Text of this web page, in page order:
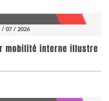
/ 07 / 2026
mobilité interne illustre